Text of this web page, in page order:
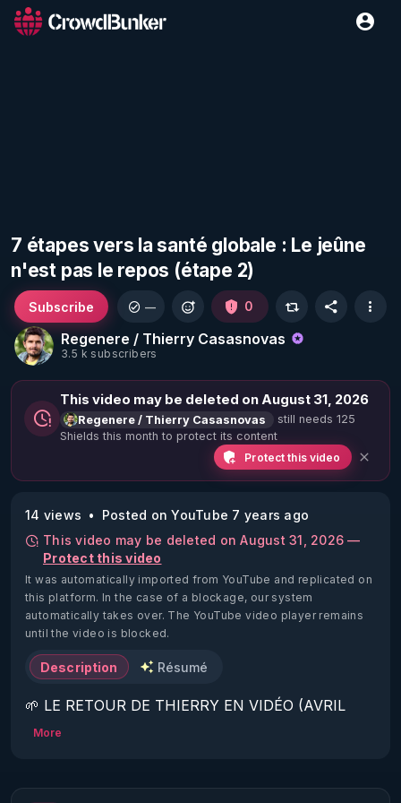
7 étapes vers la santé globale : Le jeûne
n'est pas le repos (étape 2)
Regenere / Thierry Casasnovas
3.5 k subscribers
Subscribe — 0
This video may be deleted on August 31, 2026
Regenere / Thierry Casasnovas
still needs 125
Shields this month to protect its content
Protect this video
14 views
Posted on YouTube 7 years ago
This video may be deleted on August 31, 2026 —
Protect this video
It was automatically imported from YouTube and replicated on
this platform. In the case of a blockage, our system
automatically takes over. The YouTube video player remains
until the video is blocked.
Description Résumé
🌱 LE RETOUR DE THIERRY EN VIDÉO (AVRIL
2022)!
https://www.rgnr.fr/presentation.html
More